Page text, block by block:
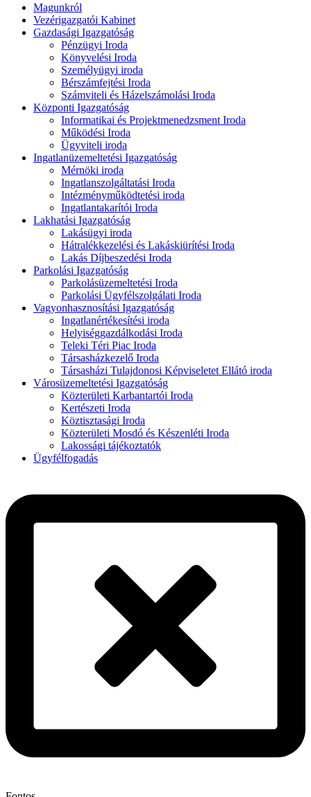
Magunkról
Vezérigazgatói Kabinet
Gazdasági Igazgatóság
Pénzügyi Iroda
Könyvelési Iroda
Személyügyi iroda
Bérszámfejtési Iroda
Számviteli és Házelszámolási Iroda
Központi Igazgatóság
Informatikai és Projektmenedzsment Iroda
Működési Iroda
Ügyviteli iroda
Ingatlanüzemeltetési Igazgatóság
Mérnöki iroda
Ingatlanszolgáltatási Iroda
Intézményműködtetési iroda
Ingatlantakarítói Iroda
Lakhatási Igazgatóság
Lakásügyi iroda
Hátralékkezelési és Lakáskiürítési Iroda
Lakás Díjbeszedési Iroda
Parkolási Igazgatóság
Parkolásüzemeltetési Iroda
Parkolási Ügyfélszolgálati Iroda
Vagyonhasznosítási Igazgatóság
Ingatlanértékesítési iroda
Helyiséggazdálkodási Iroda
Teleki Téri Piac Iroda
Társasházkezelő Iroda
Társasházi Tulajdonosi Képviseletet Ellátó iroda
Városüzemeltetési Igazgatóság
Közterületi Karbantartói Iroda
Kertészeti Iroda
Köztisztasági Iroda
Közterületi Mosdó és Készenléti Iroda
Lakossági tájékoztatók
Ügyfélfogadás